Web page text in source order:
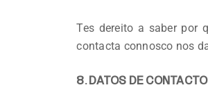
Tes dereito a saber por
contacta connosco nos
8. DATOS DE CONTACTO